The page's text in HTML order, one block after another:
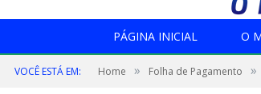
PÁGINA INICIAL O
VOCÊ ESTÁ EM: Home » Folha de Pagamento »